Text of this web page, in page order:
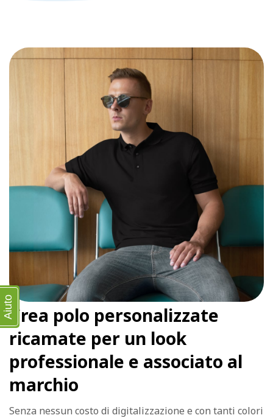
Crea polo personalizzate
ricamate per un look
professionale e associato al
marchio
Senza nessun costo di digitalizzazione e con tanti colori
Aiuto